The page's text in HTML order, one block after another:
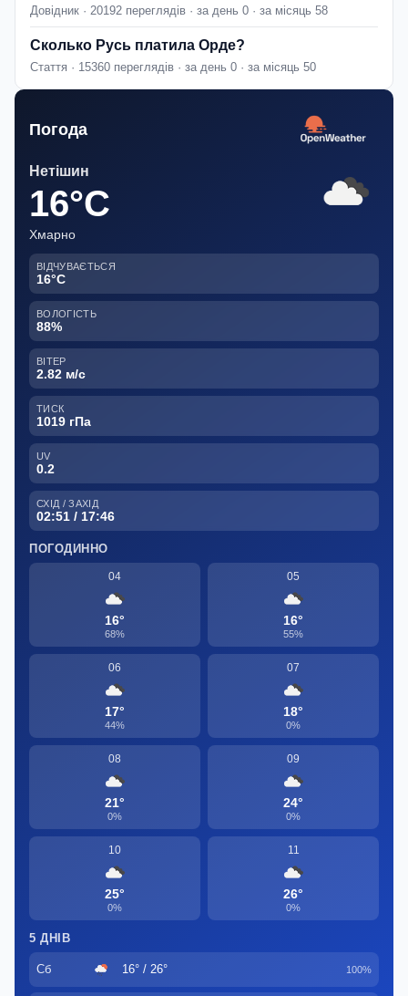
Довідник · 20192 переглядів · за день 0 · за місяць 58
Сколько Русь платила Орде?
Стаття · 15360 переглядів · за день 0 · за місяць 50
Погода
Нетішин
16°C
Хмарно
ВІДЧУВАЄТЬСЯ
16°C
ВОЛОГІСТЬ
88%
ВІТЕР
2.82 м/с
ТИСК
1019 гПа
UV
0.2
СХІД / ЗАХІД
02:51 / 17:46
ПОГОДИННО
04
16°
68%
05
16°
55%
06
17°
44%
07
18°
0%
08
21°
0%
09
24°
0%
10
25°
0%
11
26°
0%
5 ДНІВ
Сб 16° / 26° 100%